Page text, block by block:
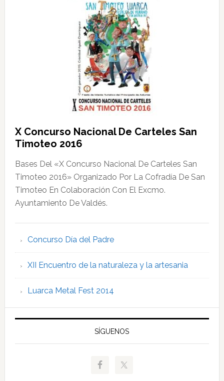
X Concurso Nacional De Carteles San
Timoteo 2016
Bases Del «X Concurso Nacional De Carteles San
Timoteo 2016» Organizado Por La Cofradía De San
Timoteo En Colaboración Con El Excmo.
Ayuntamiento De Valdés.
Concurso Día del Padre
XII Encuentro de la naturaleza y la artesania
Luarca Metal Fest 2014
SÍGUENOS